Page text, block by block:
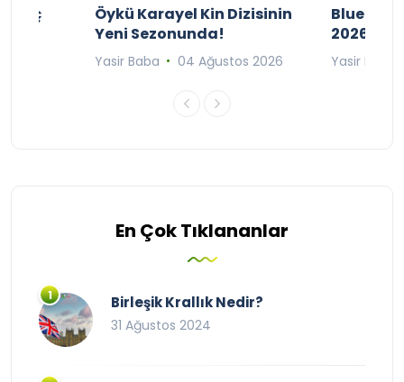
Maç
Öykü Karayel Kin Dizisinin
Yeni Sezonunda!
Yasir Baba 04 Ağustos 2026
Blue
2026
Yasir Baba
En Çok Tıklananlar
Birleşik Krallık Nedir?
31 Ağustos 2024